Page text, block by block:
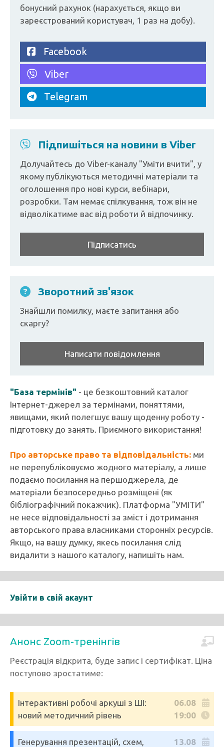
бонусний рахунок (нарахується, якщо ви
зареєстрований користувач, 1 раз на добу).
Facebook
Viber
Telegram
Підпишіться на новини в Viber
Долучайтесь до Viber-каналу "Уміти вчити", у
якому публікуються методичні матеріали та
оголошення про нові курси, вебінари,
розробки. Там немає спілкування, тож він не
відволікатиме вас від роботи й відпочинку.
Підписатись
Зворотний зв'язок
Знайшли помилку, маєте запитання або
скаргу?
Написати повідомлення
"База термінів" - це безкоштовний каталог
Інтернет-джерел за термінами, поняттями,
явищами, який полегшує вашу щоденну роботу -
підготовку до занять. Приємного використання!
Про авторське право та відповідальність: ми
не перепубліковуємо жодного матеріалу, а лише
подаємо посилання на першоджерела, де
матеріали безпосередньо розміщені (як
бібліографічний покажчик). Платформа "УМІТИ"
не несе відповідальності за зміст і дотримання
авторського права власниками сторонніх ресурсів.
Якщо, на вашу думку, якесь посилання слід
видалити з нашого каталогу, напишіть нам.
Увійти в свій акаунт
Анонс Zoom-тренінгів
Реєстрація відкрита, буде запис і сертифікат. Ціна
поступово зростатиме:
Інтерактивні робочі аркуші з ШІ:
новий методичний рівень
06.08
19:00
Генерування презентацій, схем,
13.08